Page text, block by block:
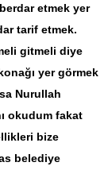
etmek yer
tarif etmek.
gitmeli diye
yer görmek
Nurullah
okudum fakat
bize
belediye